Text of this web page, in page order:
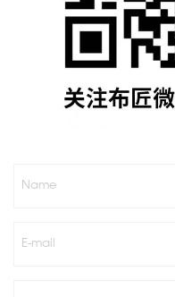
Name
E-mail